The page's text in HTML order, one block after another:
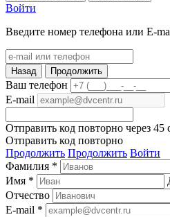
Войти
Введите номер телефона или E-
Назад Продолжить
Ваш телефон
E-mail
Отправить код повторно через 45
Отправить код повторно
Продолжить Продолжить Войти
Фамилия *
Имя *
Отчество
E-mail *